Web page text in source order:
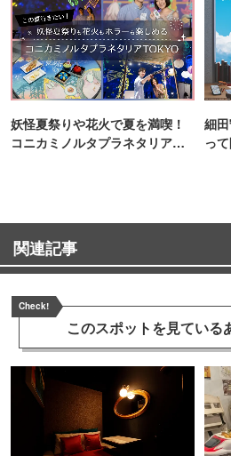
妖怪夏祭りや花火で夏を満喫！
コニカミノルタプラネタリア
細
っ
関連記事
Check!
このスポットを見ている